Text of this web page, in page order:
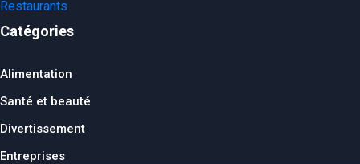
Catégories
Alimentation
Santé et beauté
Divertissement
Entreprises